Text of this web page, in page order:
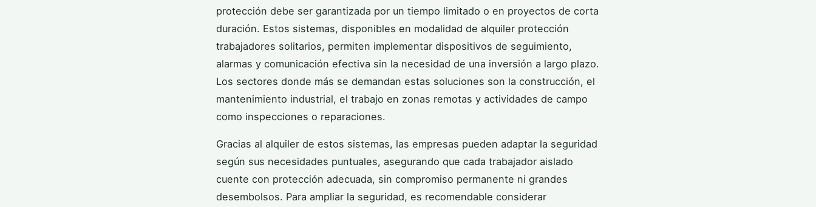
protección debe ser garantizada por un tiempo limitado o en proyectos de corta
duración. Estos sistemas, disponibles en modalidad de alquiler protección
trabajadores solitarios, permiten implementar dispositivos de seguimiento,
alarmas y comunicación efectiva sin la necesidad de una inversión a largo plazo.
Los sectores donde más se demandan estas soluciones son la construcción, el
mantenimiento industrial, el trabajo en zonas remotas y actividades de campo
como inspecciones o reparaciones.
Gracias al alquiler de estos sistemas, las empresas pueden adaptar la seguridad
según sus necesidades puntuales, asegurando que cada trabajador aislado
cuente con protección adecuada, sin compromiso permanente ni grandes
desembolsos. Para ampliar la seguridad, es recomendable considerar